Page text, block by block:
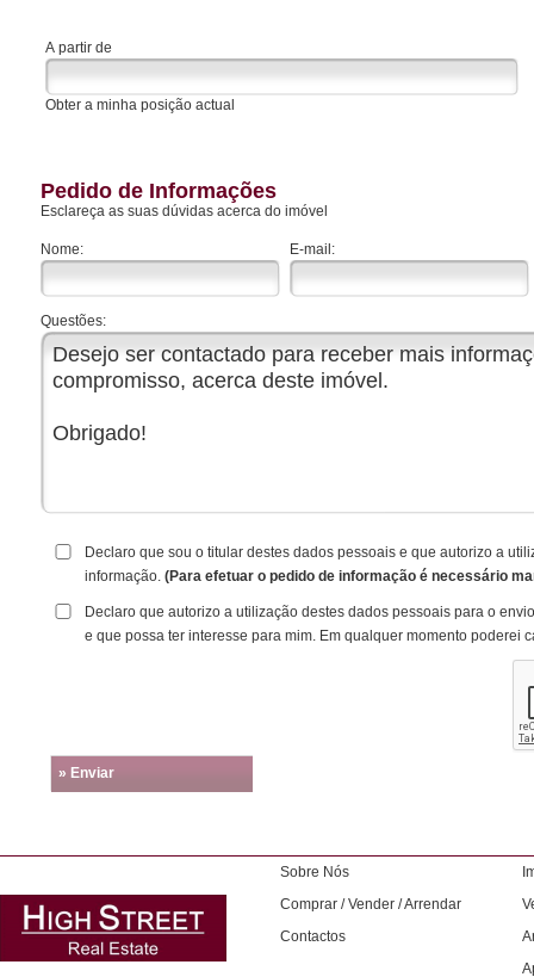
A partir de
Obter a minha posição actual
Pedido de Informações
Esclareça as suas dúvidas acerca do imóvel
Nome: E-mail:
Questões:
Declaro que sou o titular destes dados pessoais e que autorizo a
informação. (Para efetuar o pedido de informação é necessário
Declaro que autorizo a utilização destes dados pessoais para o
e que possa ter interesse para mim. Em qualquer momento poderei
» Enviar
Sobre Nós
Comprar / Vender / Arrendar
Contactos